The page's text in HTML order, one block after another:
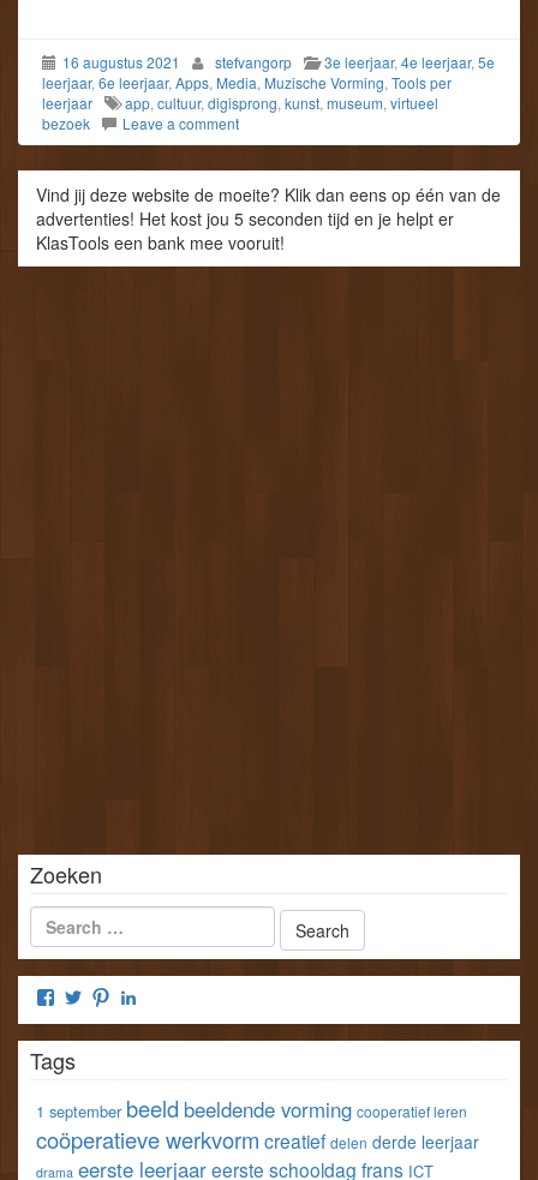
16 augustus 2021 stefvangorp 3e leerjaar,4e leerjaar,5e
leerjaar,6e leerjaar,Apps, Media, Muzische Vorming,Tools per
leerjaar
app,cultuur,digisprong,kunst,museum,virtueel
bezoek
Leave a comment
Vind jij deze website de moeite? Klik dan eens op één van de
advertenties! Het kost jou 5 seconden tijd en je helpt er
KlasTools een bank mee vooruit!
Zoeken
Bekijk
van
klastools
Facebook
Bekijk
Twitter
Bekijk
Pinterest
LinkedIn
Tags
1 september beeld beeldende vorming cooperatief leren
coöperatieve werkvorm creatief delen derde leerjaar
drama eerste leerjaareerste schooldag frans ICT